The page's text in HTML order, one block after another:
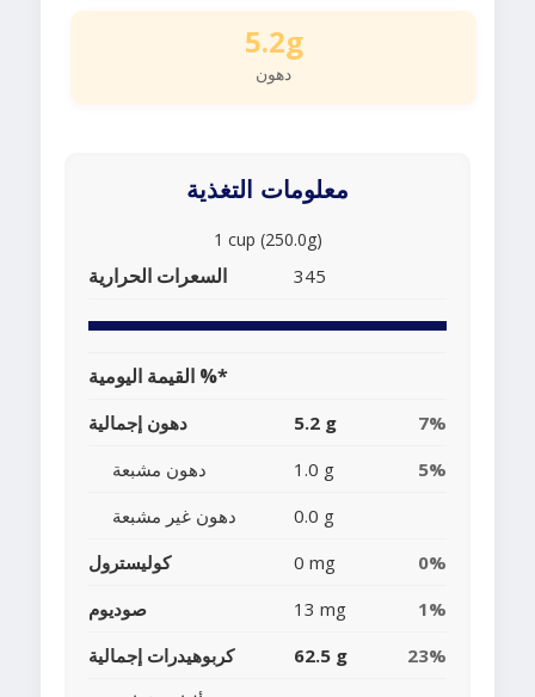
5.2g
دهون
معلومات التغذية
1 cup (250.0g)
السعرات الحرارية 345
القيمة اليومية %*
دهون إجمالية 5.2 g
7%
دهون مشبعة
1.0 g
5%
دهون غير مشبعة
0.0 g
كوليسترول
0 mg
0%
صوديوم
13 mg
1%
كربوهيدرات إجمالية
62.5 g
23%